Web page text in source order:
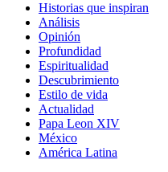
Historias que inspiran
Análisis
Opinión
Profundidad
Espiritualidad
Descubrimiento
Estilo de vida
Actualidad
Papa Leon XIV
México
América Latina